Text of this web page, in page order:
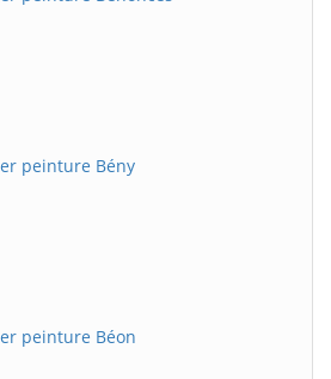
peinture Bény
peinture Béon